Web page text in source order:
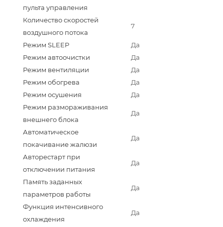
пульта управления
Количество скоростей
воздушного потока
7
Режим SLEEP
Да
Режим автоочистки
Да
Режим вентиляции
Да
Режим обогрева
Да
Режим осушения
Да
Режим размораживания
внешнего блока
Да
Автоматическое
покачивание жалюзи
Да
Авторестарт при
отключении питания
Да
Память заданных
параметров работы
Да
Функция интенсивного
охлаждения
Да